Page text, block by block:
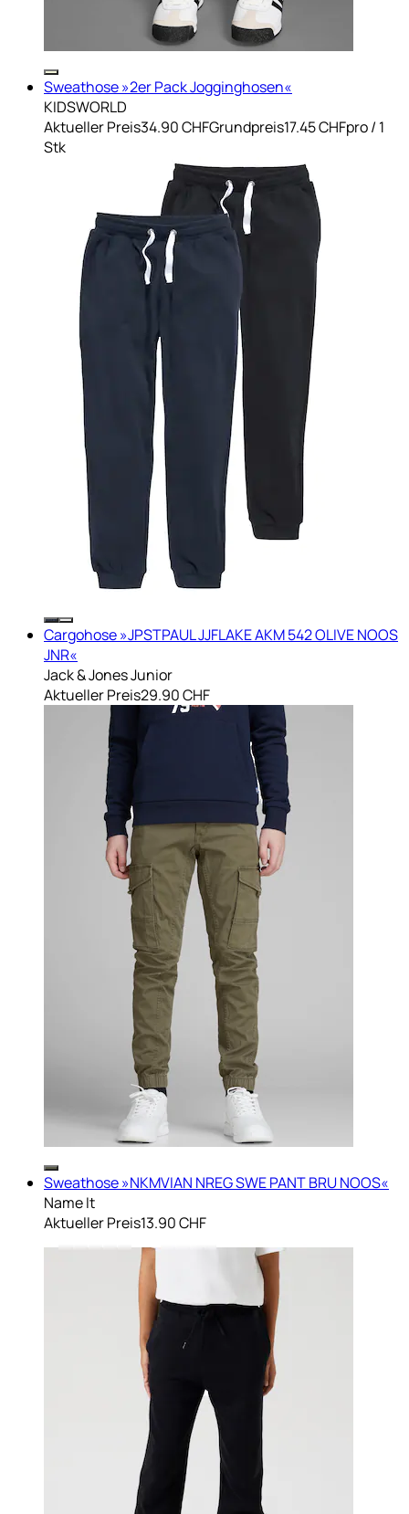
Sweathose »2er Pack Jogginghosen«
KIDSWORLD
Aktueller Preis34.90 CHFGrundpreis17.45 CHFpro/ 1
Stk
Cargohose »JPSTPAUL JJFLAKE AKM 542 OLIVE NOOS
JNR«
Jack & Jones Junior
Aktueller Preis29.90 CHF
Sweathose »NKMVIAN NREG SWE PANT BRU NOOS«
Name It
Aktueller Preis13.90 CHF